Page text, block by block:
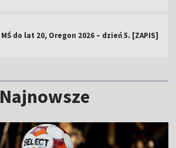
MŚ do lat 20, Oregon 2026 – dzień 5. [ZAPIS]
Najnowsze